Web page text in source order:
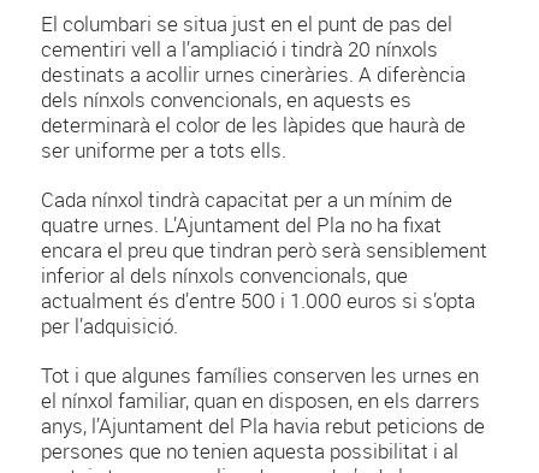
El columbari se situa just en el punt de pas del
cementiri vell a l’ampliació i tindrà 20 nínxols
destinats a acollir urnes cineràries. A diferència
dels nínxols convencionals, en aquests es
determinarà el color de les làpides que haurà de
ser uniforme per a tots ells.
Cada nínxol tindrà capacitat per a un mínim de
quatre urnes. L’Ajuntament del Pla no ha fixat
encara el preu que tindran però serà sensiblement
inferior al dels nínxols convencionals, que
actualment és d’entre 500 i 1.000 euros si s’opta
per l’adquisició.
Tot i que algunes famílies conserven les urnes en
el nínxol familiar, quan en disposen, en els darrers
anys, l’Ajuntament del Pla havia rebut peticions de
persones que no tenien aquesta possibilitat i al